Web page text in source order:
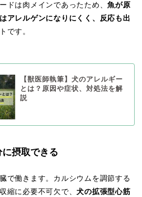
ドは肉メインであったため、魚が原
アレルゲンになりにくく、反応も出
です。
【獣医師執筆】犬のアレルギー
とは？原因や症状、対処法を解
説
摂取できる
で働きます。カルシウムを調節する
縮に必要不可欠で、犬の拡張型心筋